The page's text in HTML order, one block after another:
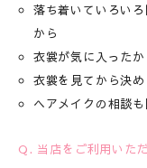
落ち着いていろい
から
衣裳が気に入ったか
衣裳を見てから決
ヘアメイクの相談
Q. 当店をご利用いた